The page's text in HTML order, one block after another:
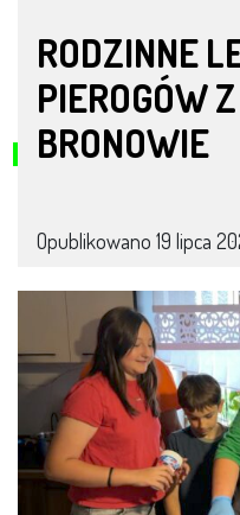
RODZINNE
PIEROGÓW
BRONOWIE
Opublikowano 19 lipca